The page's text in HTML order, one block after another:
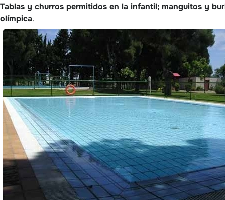
Tablas y churros permitidos en la infantil; manguitos y
olímpica.